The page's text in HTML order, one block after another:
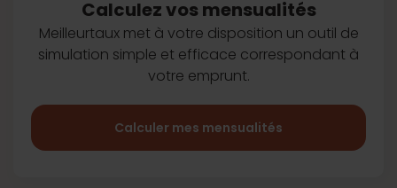
Calculez vos mensualités
Meilleurtaux met à votre disposition un outil de
simulation simple et efficace correspondant à
votre emprunt.
Calculer mes mensualités